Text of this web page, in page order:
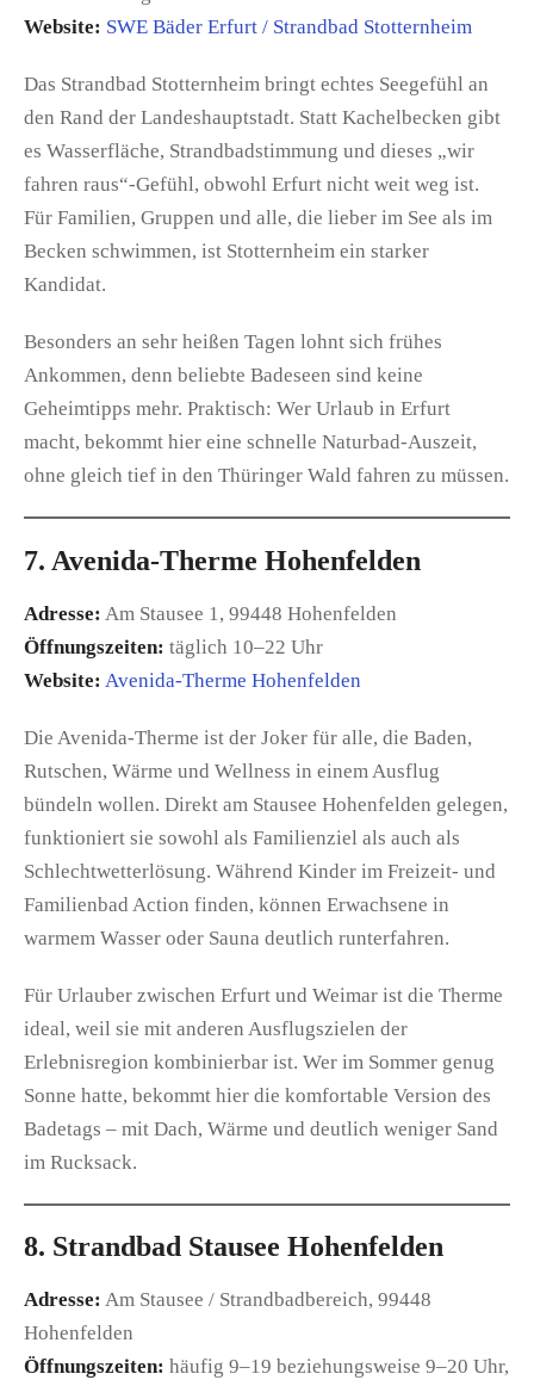
Website: SWE Bäder Erfurt / Strandbad Stotternheim
Das Strandbad Stotternheim bringt echtes Seegefühl an
den Rand der Landeshauptstadt. Statt Kachelbecken gibt
es Wasserfläche, Strandbadstimmung und dieses „wir
fahren raus“-Gefühl, obwohl Erfurt nicht weit weg ist.
Für Familien, Gruppen und alle, die lieber im See als im
Becken schwimmen, ist Stotternheim ein starker
Kandidat.
Besonders an sehr heißen Tagen lohnt sich frühes
Ankommen, denn beliebte Badeseen sind keine
Geheimtipps mehr. Praktisch: Wer Urlaub in Erfurt
macht, bekommt hier eine schnelle Naturbad-Auszeit,
ohne gleich tief in den Thüringer Wald fahren zu müssen.
7. Avenida-Therme Hohenfelden
Adresse: Am Stausee 1, 99448 Hohenfelden
Öffnungszeiten: täglich 10–22 Uhr
Website: Avenida-Therme Hohenfelden
Die Avenida-Therme ist der Joker für alle, die Baden,
Rutschen, Wärme und Wellness in einem Ausflug
bündeln wollen. Direkt am Stausee Hohenfelden gelegen,
funktioniert sie sowohl als Familienziel als auch als
Schlechtwetterlösung. Während Kinder im Freizeit- und
Familienbad Action finden, können Erwachsene in
warmem Wasser oder Sauna deutlich runterfahren.
Für Urlauber zwischen Erfurt und Weimar ist die Therme
ideal, weil sie mit anderen Ausflugszielen der
Erlebnisregion kombinierbar ist. Wer im Sommer genug
Sonne hatte, bekommt hier die komfortable Version des
Badetags – mit Dach, Wärme und deutlich weniger Sand
im Rucksack.
8. Strandbad Stausee Hohenfelden
Adresse: Am Stausee / Strandbadbereich, 99448
Hohenfelden
Öffnungszeiten: häufig 9–19 beziehungsweise 9–20 Uhr,